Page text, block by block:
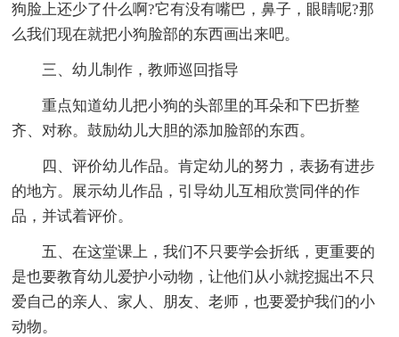
狗脸上还少了什么啊?它有没有嘴巴，鼻子，眼睛呢?那
么我们现在就把小狗脸部的东西画出来吧。
三、幼儿制作，教师巡回指导
重点知道幼儿把小狗的头部里的耳朵和下巴折整
齐、对称。鼓励幼儿大胆的添加脸部的东西。
四、评价幼儿作品。肯定幼儿的努力，表扬有进步
的地方。展示幼儿作品，引导幼儿互相欣赏同伴的作
品，并试着评价。
五、在这堂课上，我们不只要学会折纸，更重要的
是也要教育幼儿爱护小动物，让他们从小就挖掘出不只
爱自己的亲人、家人、朋友、老师，也要爱护我们的小
动物。